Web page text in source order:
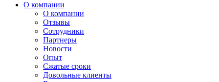
О компании
О компании
Отзывы
Сотрудники
Партнеры
Новости
Опыт
Сжатые сроки
Довольные клиенты